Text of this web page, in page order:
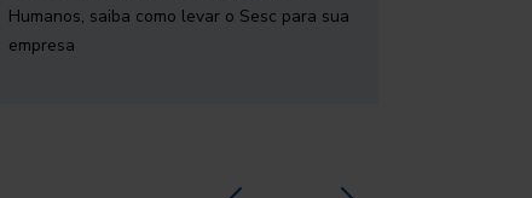
Humanos, saiba como levar o Sesc para sua
empresa